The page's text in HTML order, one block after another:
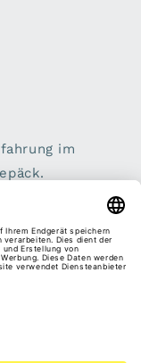
im
Rucksäcke